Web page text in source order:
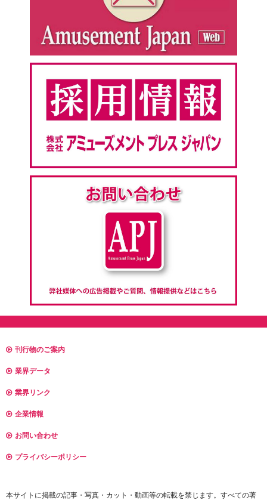
刊行物のご案内
業界データ
業界リンク
企業情報
お問い合わせ
プライバシーポリシー
本サイトに掲載の記事・写真・カット・動画等の転載を禁じます。すべての著